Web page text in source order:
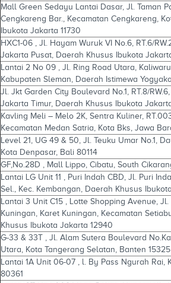
Mall Green Sedayu Lantai Dasar, Jl. Taman
Cengkareng Bar., Kecamatan Cengkareng,
Ibukota Jakarta 11730
HXC1-06 , Jl. Hayam Wuruk VI No.6, RT.6/
Jakarta Pusat, Daerah Khusus Ibukota
Lantai 2 No 09 , Jl. Ring Road Utara,
Kabupaten Sleman, Daerah Istimewa
Jl. Jkt Garden City Boulevard No.1, RT.8/
Jakarta Timur, Daerah Khusus Ibukota
Kavling Meli – Melo 2K, Sentra Kuliner,
Kecamatan Medan Satria, Kota Bks, Jawa
Level 21, UG 49 & 50, Jl. Teuku Umar No.1,
Kota Denpasar, Bali 80114
GF,No.28D , Mall Lippo, Cibatu, South
Lantai LG Unit 11 , Puri Indah CBD, Jl. Puri
Sel., Kec. Kembangan, Daerah Khusus
Lantai 3 Unit C15 , Lotte Shopping Avenue, Jl.
Kuningan, Karet Kuningan, Kecamatan
Khusus Ibukota Jakarta 12940
G-33 & 33T , Jl. Alam Sutera Boulevard
Utara, Kota Tangerang Selatan, Banten 15325
Lantai 1A Unit 06-07 , l. By Pass Ngurah Rai,
80361